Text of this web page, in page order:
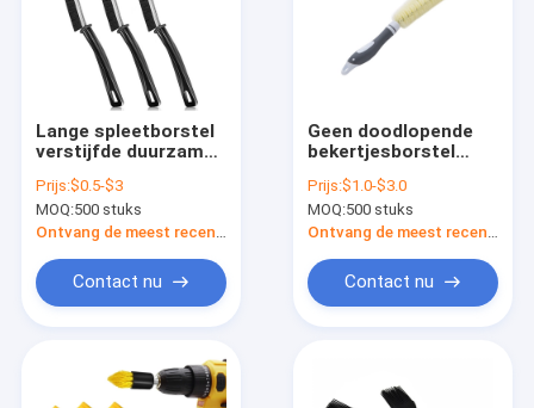
VR-show
Ongeveer ons
Fabrieksreis
Contacteer ons
Nieuws
Lange spleetborstel
verstijfde duurzame
badkamer keuken
hoek
schoonmaakborstel
Prijs:$0.5-$3
MOQ:500 stuks
Ontvang de meest recente Prijs
Contact nu
Geen doodlopende
bekertjesborstel
L-vormige fles
schoon borstel
huishoudelijk
Prijs:$1.0-$3.0
MOQ:500 stuks
Ontvang de meest recente Prijs
Contact nu